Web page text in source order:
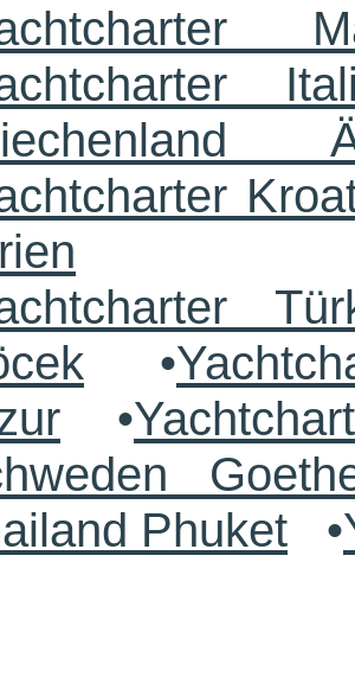
•
•
Phuket •